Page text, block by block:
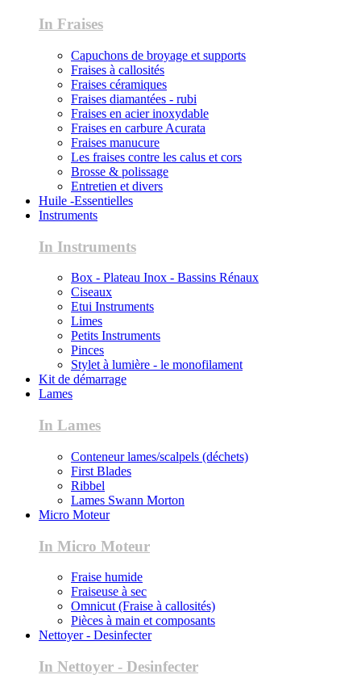
In Fraises
Capuchons de broyage et supports
Fraises à callosités
Fraises céramiques
Fraises diamantées - rubi
Fraises en acier inoxydable
Fraises en carbure Acurata
Fraises manucure
Les fraises contre les calus et cors
Brosse & polissage
Entretien et divers
Huile -Essentielles
Instruments
In Instruments
Box - Plateau Inox - Bassins Rénaux
Ciseaux
Etui Instruments
Limes
Petits Instruments
Pinces
Stylet à lumière - le monofilament
Kit de démarrage
Lames
In Lames
Conteneur lames/scalpels (déchets)
First Blades
Ribbel
Lames Swann Morton
Micro Moteur
In Micro Moteur
Fraise humide
Fraiseuse à sec
Omnicut (Fraise à callosités)
Pièces à main et composants
Nettoyer - Desinfecter
In Nettoyer - Desinfecter